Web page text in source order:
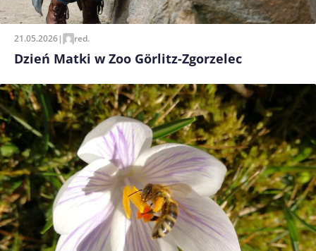
21.05.2026| red.
Dzień Matki w Zoo Görlitz-Zgorzelec